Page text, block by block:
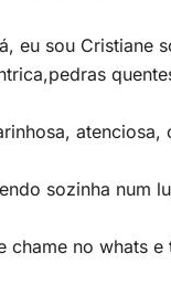
eu sou Cristiane
atenciosa,
sozinha num
chame no whats e